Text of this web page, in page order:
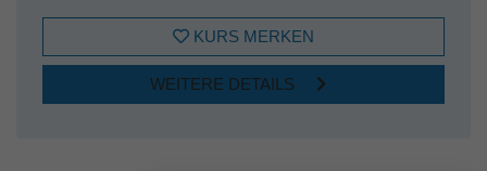
KURS MERKEN
WEITERE DETAILS